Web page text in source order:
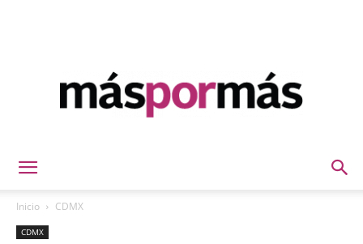
Inicio CDMX
CDMX